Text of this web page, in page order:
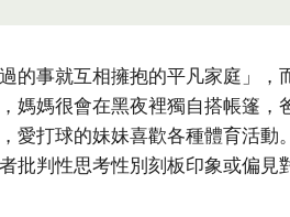
的事就互相擁抱的平凡家庭」，
媽媽很會在黑夜裡獨自搭帳篷，
愛打球的妹妹喜歡各種體育活動
批判性思考性別刻板印象或偏見